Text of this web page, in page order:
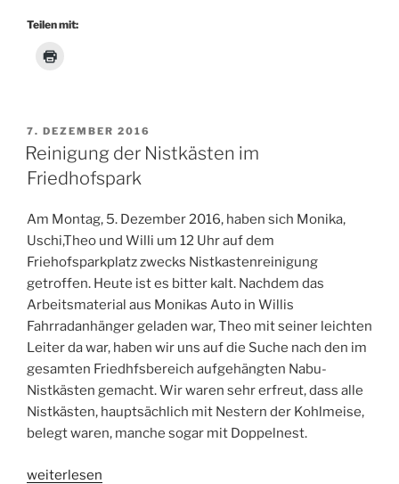
Bäumen
Friedhof“
Teilen mit:
VERÖFFENTLICHT
AM
7. DEZEMBER 2016
Reinigung der Nistkästen im
Friedhofspark
Am Montag, 5. Dezember 2016, haben sich Monika,
Uschi,Theo und Willi um 12 Uhr auf dem
Friehofsparkplatz zwecks Nistkastenreinigung
getroffen. Heute ist es bitter kalt. Nachdem das
Arbeitsmaterial aus Monikas Auto in Willis
Fahrradanhänger geladen war, Theo mit seiner leichten
Leiter da war, haben wir uns auf die Suche nach den im
gesamten Friedhfsbereich aufgehängten Nabu-
Nistkästen gemacht. Wir waren sehr erfreut, dass alle
Nistkästen, hauptsächlich mit Nestern der Kohlmeise,
belegt waren, manche sogar mit Doppelnest.
„Reinigung
weiterlesen